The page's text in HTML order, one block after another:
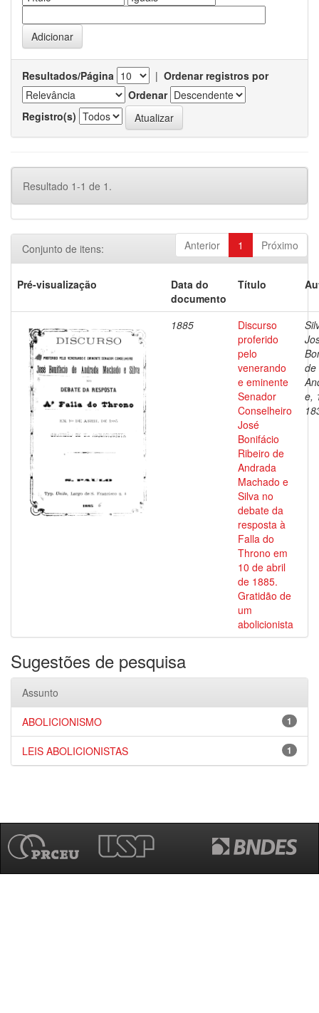
Resultados/Página | Ordenar registros por
Ordenar
Registro(s)
Resultado 1-1 de 1.
Anterior 1 Próximo
Conjunto de itens:
Pré-visualização
Data do
documento
Título
1885
Discurso
proferido
pelo
venerando
e eminente
Senador
Conselheiro
José
Bonifácio
Ribeiro de
Andrada
Machado e
Silva no
debate da
resposta à
Falla do
Throno em
10 de abril
de 1885.
Gratidão de
um
abolicionista
de
e,
Sugestões de pesquisa
Assunto
1
ABOLICIONISMO
1
LEIS ABOLICIONISTAS